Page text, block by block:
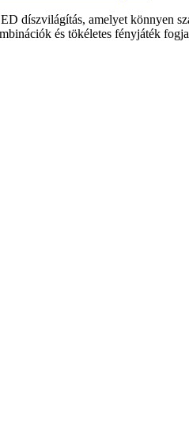
díszvilágítás, amelyet könnyen
és tökéletes fényjáték